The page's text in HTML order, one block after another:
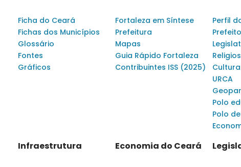
Ficha do Ceará
Fichas dos Municípios
Glossário
Fontes
Gráficos
Fortaleza em Síntese
Prefeitura
Mapas
Guia Rápido Fortaleza
Contribuintes ISS (2025)
Perfil
Cultura
URCA
Polo
Polo
Infraestrutura Economia do Ceará